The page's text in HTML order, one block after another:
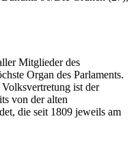
Mitglieder des
Organ des Parlaments.
ist der
von der alten
die seit 1809 jeweils am